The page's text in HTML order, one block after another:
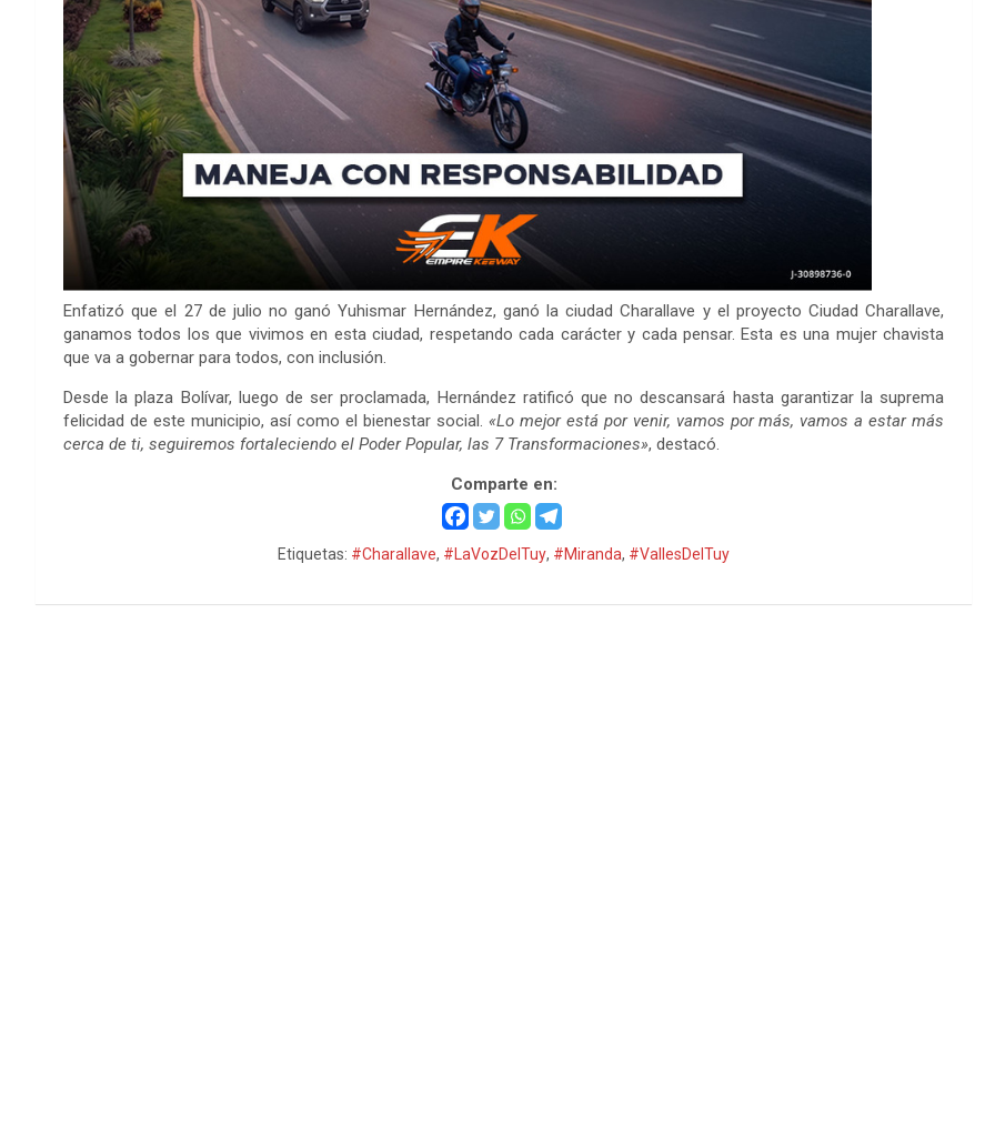
Enfatizó que el 27 de julio no ganó Yuhismar Hernández, ganó la ciudad Charallave y el proyecto Ciudad Charallave,
ganamos todos los que vivimos en esta ciudad, respetando cada carácter y cada pensar. Esta es una mujer chavista
que va a gobernar para todos, con inclusión.
Desde la plaza Bolívar, luego de ser proclamada, Hernández ratificó que no descansará hasta garantizar la suprema
felicidad de este municipio, así como el bienestar social. «Lo mejor está por venir, vamos por más, vamos a estar más
cerca de ti, seguiremos fortaleciendo el Poder Popular, las 7 Transformaciones», destacó.
Comparte en:
Etiquetas: #Charallave, #LaVozDelTuy, #Miranda, #VallesDelTuy